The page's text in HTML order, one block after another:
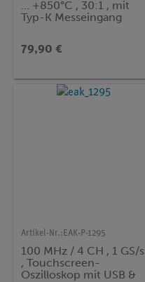
… +850°C , 30:1 , mit
Typ-K Messeingang
79,90 €
Artikel-Nr.: EAK-P-1295
100 MHz / 4 CH , 1 GS/s
, Touchscreen-
Oszilloskop mit USB &